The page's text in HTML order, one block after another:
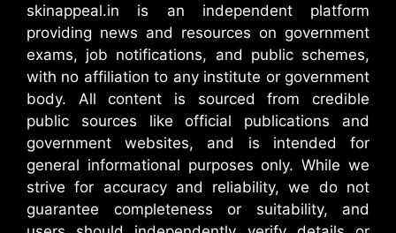
skinappeal.in is an independent platform
providing news and resources on government
exams, job notifications, and public schemes,
with no affiliation to any institute or government
body. All content is sourced from credible
public sources like official publications and
government websites, and is intended for
general informational purposes only. While we
strive for accuracy and reliability, we do not
guarantee completeness or suitability, and